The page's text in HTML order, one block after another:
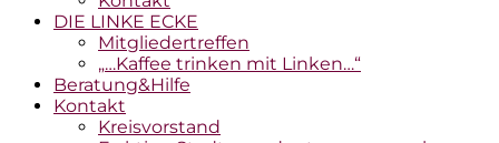
DIE LINKE ECKE
Mitgliedertreffen
„…Kaffee trinken mit Linken…“
Beratung&Hilfe
Kontakt
Kreisvorstand